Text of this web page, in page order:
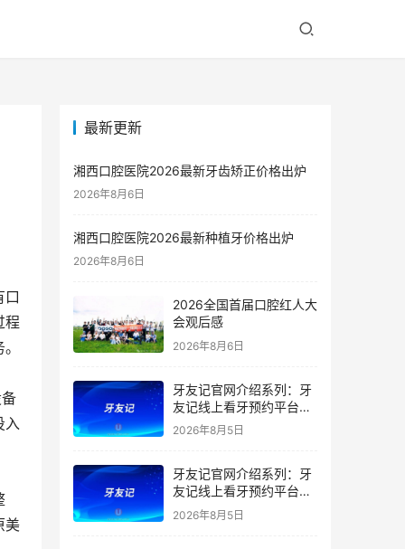
口
程
入
美
最新更新
湘西口腔医院2026最新牙齿矫正价格出炉
2026年8月6日
湘西口腔医院2026最新种植牙价格出炉
2026年8月6日
2026全国首届口腔红人大
会观后感
2026年8月6日
牙友记官网介绍系列：牙
友记线上看牙预约平台是
干什么的？靠谱吗？
2026年8月5日
牙友记官网介绍系列：牙
友记线上看牙预约平台让
看牙不再靠运气
2026年8月5日